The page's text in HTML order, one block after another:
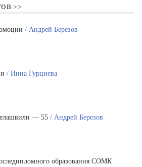
/ Андрей Березов
/ Инна Гурциева
— 55 / Андрей Березов
образования СОМК